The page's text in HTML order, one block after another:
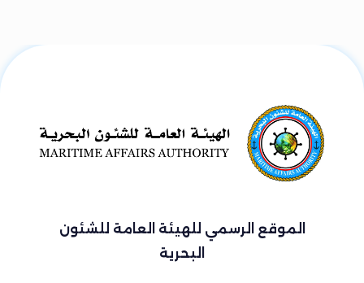
الموقع الرسمي للهيئة العامة للشئون
البحرية